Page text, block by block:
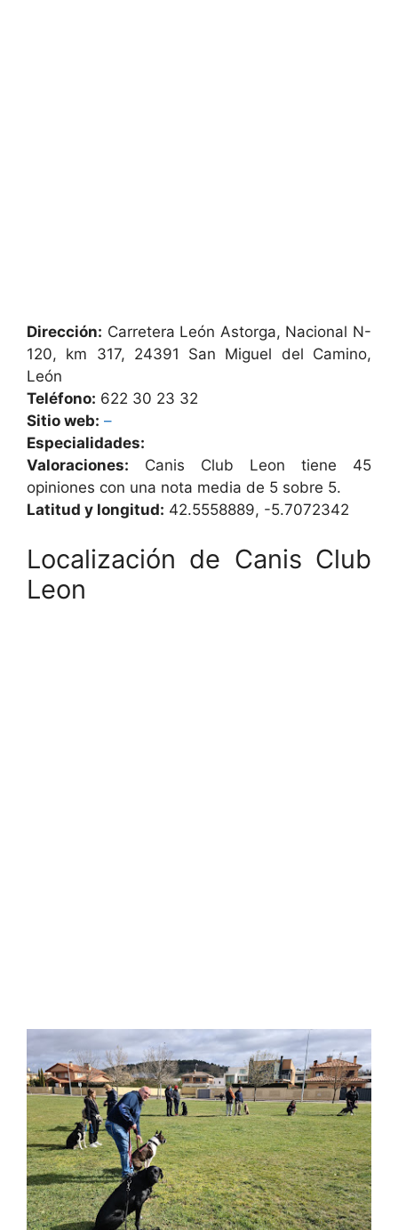
Dirección: Carretera León Astorga, Nacional N-
120, km 317, 24391 San Miguel del Camino,
León
Teléfono: 622 30 23 32
Sitio web: –
Especialidades:
Valoraciones: Canis Club Leon tiene 45
opiniones con una nota media de 5 sobre 5.
Latitud y longitud: 42.5558889, -5.7072342
Localización de Canis Club
Leon